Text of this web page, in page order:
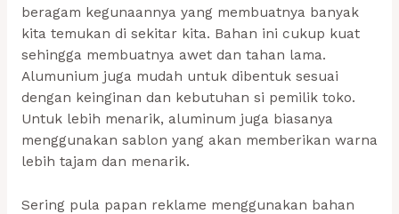
beragam kegunaannya yang membuatnya banyak
kita temukan di sekitar kita. Bahan ini cukup kuat
sehingga membuatnya awet dan tahan lama.
Alumunium juga mudah untuk dibentuk sesuai
dengan keinginan dan kebutuhan si pemilik toko.
Untuk lebih menarik, aluminum juga biasanya
menggunakan sablon yang akan memberikan warna
lebih tajam dan menarik.
Sering pula papan reklame menggunakan bahan